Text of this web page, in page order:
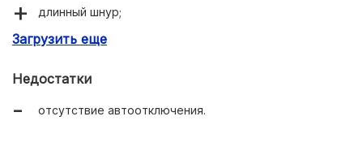
длинный шнур;
два носика с двух сторон;
Загрузить еще
Недостатки
отсутствие автоотключения.